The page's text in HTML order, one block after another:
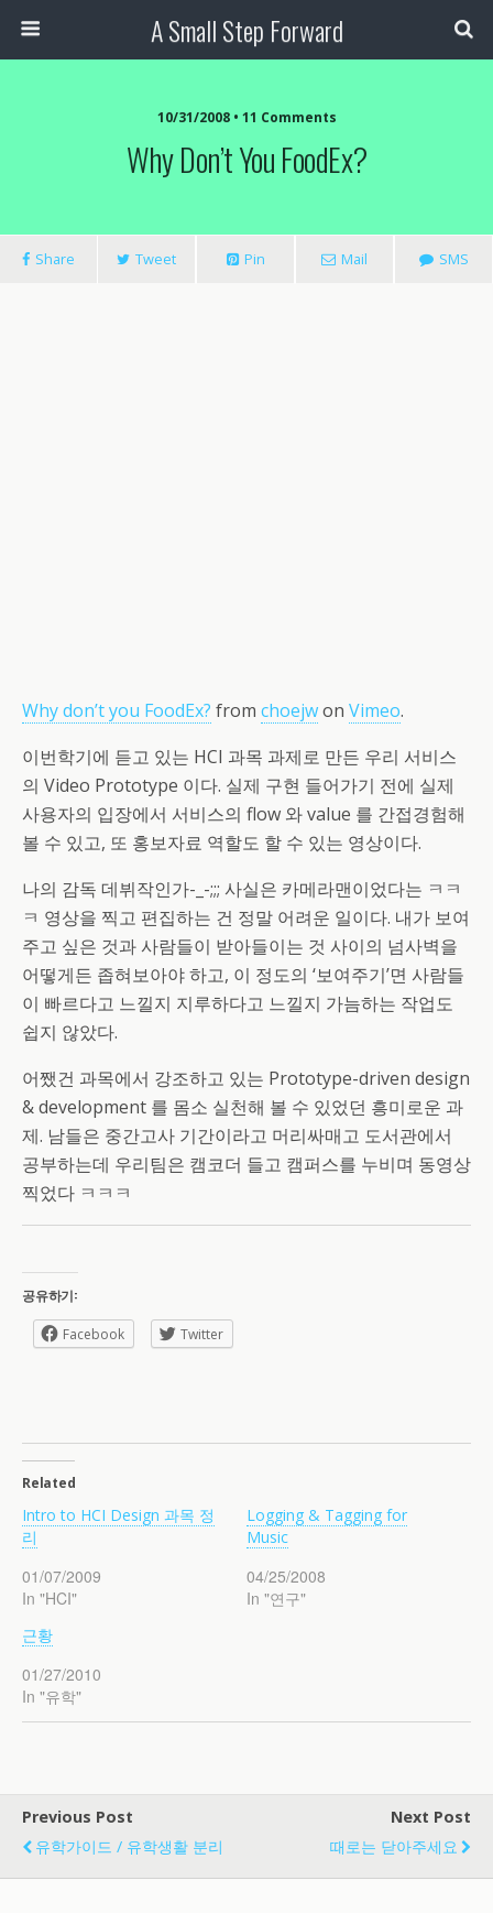
A Small Step Forward
10/31/2008 • 11 Comments
Why Don’t You FoodEx?
Share Tweet Pin Mail SMS
Why don’t you FoodEx? from choejwon Vimeo.
이번학기에 듣고 있는 HCI 과목 과제로 만든 우리 서비스
의 Video Prototype 이다. 실제 구현 들어가기 전에 실제
사용자의 입장에서 서비스의 flow 와 value 를 간접경험해
볼 수 있고, 또 홍보자료 역할도 할 수 있는 영상이다.
나의 감독 데뷔작인가-_-;;; 사실은 카메라맨이었다는 ㅋㅋ
ㅋ 영상을 찍고 편집하는 건 정말 어려운 일이다. 내가 보여
주고 싶은 것과 사람들이 받아들이는 것 사이의 넘사벽을
어떻게든 좁혀보아야 하고, 이 정도의 ‘보여주기’면 사람들
이 빠르다고 느낄지 지루하다고 느낄지 가늠하는 작업도
쉽지 않았다.
어쨌건 과목에서 강조하고 있는 Prototype-driven design
& development 를 몸소 실천해 볼 수 있었던 흥미로운 과
제. 남들은 중간고사 기간이라고 머리싸매고 도서관에서
공부하는데 우리팀은 캠코더 들고 캠퍼스를 누비며 동영상
찍었다 ㅋㅋㅋ
공유하기:
Facebook Twitter
Related
Intro to HCI Design 과목 정
리
01/07/2009
In "HCI"
Logging & Tagging for
Music
04/25/2008
In "연구"
근황
01/27/2010
In "유학"
Previous Post
유학가이드 / 유학생활 분리
Next Post
때로는 닫아주세요